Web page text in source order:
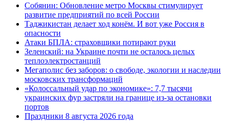
Собянин: Обновление метро Москвы стимулирует
развитие предприятий по всей России
Таджикистан делает ход конём. И вот уже Россия в
опасности
Атаки БПЛА: страховщики потирают руки
Зеленский: на Украине почти не осталось целых
теплоэлектростанций
Мегаполис без заборов: о свободе, экологии и наследии
московских трансформаций
«Колоссальный удар по экономике»: 7,7 тысячи
украинских фур застряли на границе из-за остановки
портов
Праздники 8 августа 2026 года